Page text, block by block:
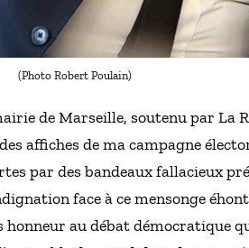
(Photo Robert Poulain)
de Marseille, soutenu par La
affiches de ma campagne
par des bandeaux fallacieux
face à ce mensonge
au débat démocratique